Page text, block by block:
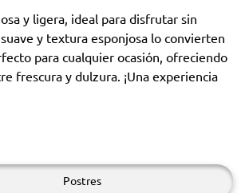
y ligera, ideal para disfrutar sin
y textura esponjosa lo convierten
para cualquier ocasión, ofreciendo
frescura y dulzura. ¡Una experiencia
Postres